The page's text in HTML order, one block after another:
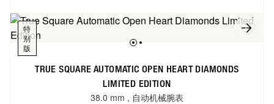
特
别
版
TRUE SQUARE AUTOMATIC OPEN HEART DIAMONDS
LIMITED EDITION
38.0 mm , 自动机械腕表